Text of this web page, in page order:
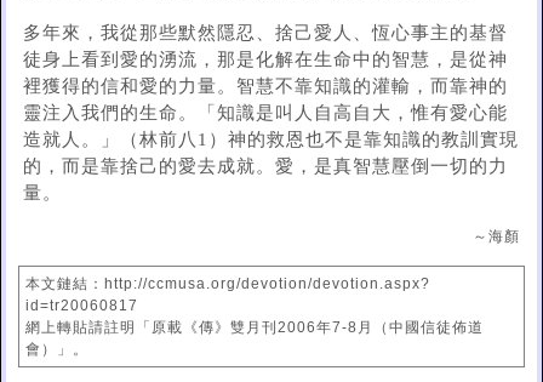
多年來，我從那些默然隱忍、捨己愛人、恆心事主的基督
徒身上看到愛的湧流，那是化解在生命中的智慧，是從神
裡獲得的信和愛的力量。智慧不靠知識的灌輸，而靠神的
靈注入我們的生命。「知識是叫人自高自大，惟有愛心能
造就人。」（林前八1）神的救恩也不是靠知識的教訓實現
的，而是靠捨己的愛去成就。愛，是真智慧壓倒一切的力
量。
～海顏
本文鏈結：http://ccmusa.org/devotion/devotion.aspx?
id=tr20060817
網上轉貼請註明「原載《傳》雙月刊2006年7-8月（中國信徒佈道
會）」。